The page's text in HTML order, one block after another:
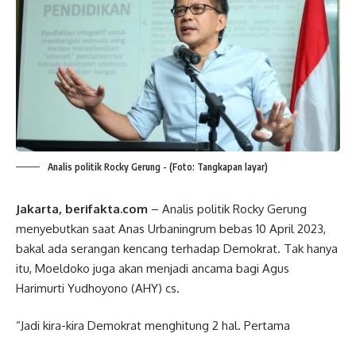
Analis politik Rocky Gerung - (Foto: Tangkapan layar)
Jakarta, berifakta.com – Analis politik Rocky Gerung
menyebutkan saat Anas Urbaningrum bebas 10 April 2023,
bakal ada serangan kencang terhadap Demokrat. Tak hanya
itu, Moeldoko juga akan menjadi ancama bagi Agus
Harimurti Yudhoyono (AHY) cs.
“Jadi kira-kira Demokrat menghitung 2 hal. Pertama